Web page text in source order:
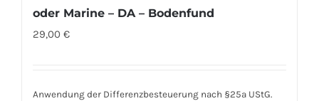
oder Marine – DA – Bodenfund
29,00 €
Anwendung der Differenzbesteuerung nach §25a UStG.